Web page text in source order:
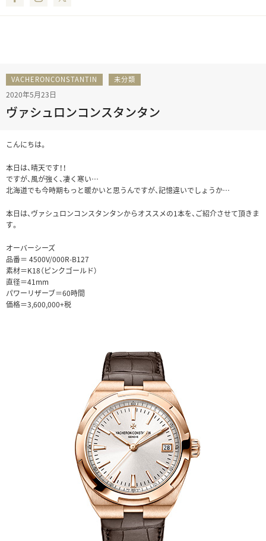
VACHERONCONSTANTIN 未分類
2020年5月23日
ヴァシュロンコンスタンタン
こんにちは。
本日は、晴天です！！
ですが、風が強く、凄く寒い…
北海道でも今時期もっと暖かいと思うんですが、記憶違いでしょうか…
本日は、ヴァシュロンコンスタンタンからオススメの1本を、ご紹介させて頂きま
す。
オーバーシーズ
品番＝ 4500V/000R-B127
素材＝K18（ピンクゴールド）
直径＝41mm
パワーリザーブ＝60時間
価格＝3,600,000+税